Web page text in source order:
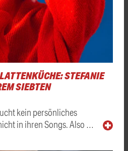
STEFANIE
SIEBTEN
kein persönliches
in ihren Songs. Also …